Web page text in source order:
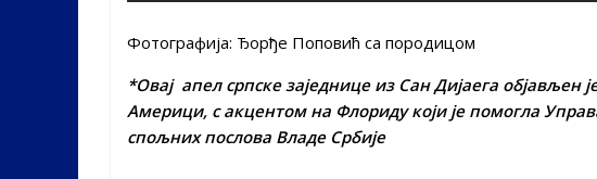
Фотографија: Ђорђе Поповић са породицом
*Овај апел српске заједнице из Сан Дијаега објављен
Америци, с акцентом на Флориду који је помогла
спољних послова Владе Србије